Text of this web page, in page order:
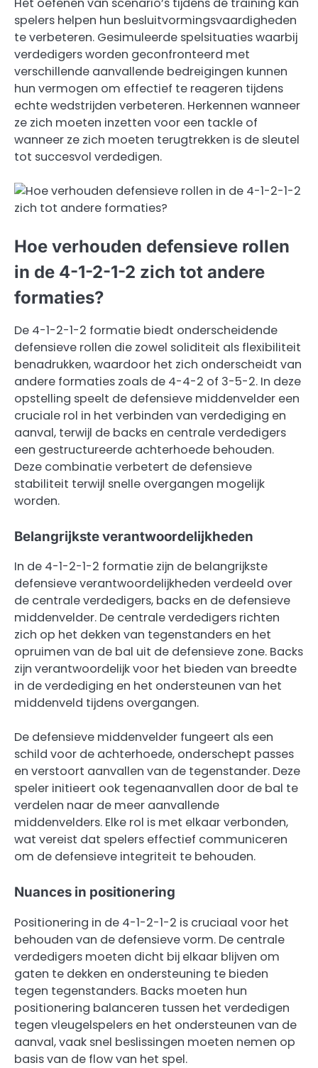
spelers helpen hun besluitvormingsvaardigheden
te verbeteren. Gesimuleerde spelsituaties waarbij
verdedigers worden geconfronteerd met
verschillende aanvallende bedreigingen kunnen
hun vermogen om effectief te reageren tijdens
echte wedstrijden verbeteren. Herkennen wanneer
ze zich moeten inzetten voor een tackle of
wanneer ze zich moeten terugtrekken is de sleutel
tot succesvol verdedigen.
Hoe verhouden defensieve rollen
in de 4-1-2-1-2 zich tot andere
formaties?
De 4-1-2-1-2 formatie biedt onderscheidende
defensieve rollen die zowel soliditeit als flexibiliteit
benadrukken, waardoor het zich onderscheidt van
andere formaties zoals de 4-4-2 of 3-5-2. In deze
opstelling speelt de defensieve middenvelder een
cruciale rol in het verbinden van verdediging en
aanval, terwijl de backs en centrale verdedigers
een gestructureerde achterhoede behouden.
Deze combinatie verbetert de defensieve
stabiliteit terwijl snelle overgangen mogelijk
worden.
Belangrijkste verantwoordelijkheden
In de 4-1-2-1-2 formatie zijn de belangrijkste
defensieve verantwoordelijkheden verdeeld over
de centrale verdedigers, backs en de defensieve
middenvelder. De centrale verdedigers richten
zich op het dekken van tegenstanders en het
opruimen van de bal uit de defensieve zone. Backs
zijn verantwoordelijk voor het bieden van breedte
in de verdediging en het ondersteunen van het
middenveld tijdens overgangen.
De defensieve middenvelder fungeert als een
schild voor de achterhoede, onderschept passes
en verstoort aanvallen van de tegenstander. Deze
speler initieert ook tegenaanvallen door de bal te
verdelen naar de meer aanvallende
middenvelders. Elke rol is met elkaar verbonden,
wat vereist dat spelers effectief communiceren
om de defensieve integriteit te behouden.
Nuances in positionering
Positionering in de 4-1-2-1-2 is cruciaal voor het
behouden van de defensieve vorm. De centrale
verdedigers moeten dicht bij elkaar blijven om
gaten te dekken en ondersteuning te bieden
tegen tegenstanders. Backs moeten hun
positionering balanceren tussen het verdedigen
tegen vleugelspelers en het ondersteunen van de
aanval, vaak snel beslissingen moeten nemen op
basis van de flow van het spel.